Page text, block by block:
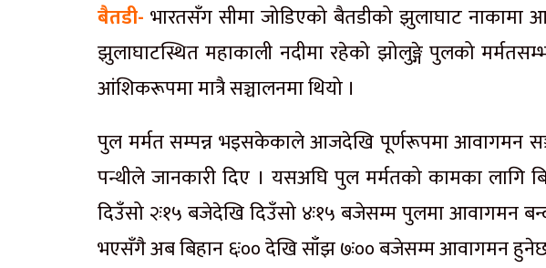
बैतडी- भारतसँग सीमा जोडिएको बैतडीको झुलाघाट
झुलाघाटस्थित महाकाली नदीमा रहेको झोलुङ्गे पुलको
आंशिकरूपमा मात्रै सञ्चालनमा थियो ।
पुल मर्मत सम्पन्न भइसकेकाले आजदेखि पूर्णरूपमा आवागमन
पन्थीले जानकारी दिए । यसअघि पुल मर्मतको कामका लागि
दिउँसो २ः१५ बजेदेखि दिउँसो ४ः१५ बजेसम्म पुलमा आवागमन
भएसँगै अब बिहान ६ः०० देखि साँझ ७ः०० बजेसम्म आवागमन